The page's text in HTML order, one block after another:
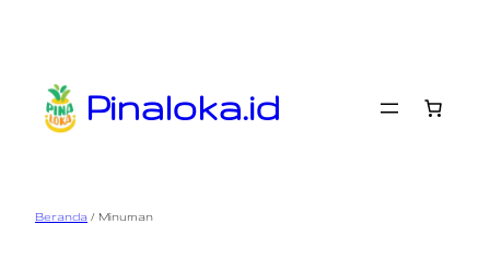
Pinaloka.id
Beranda / Minuman